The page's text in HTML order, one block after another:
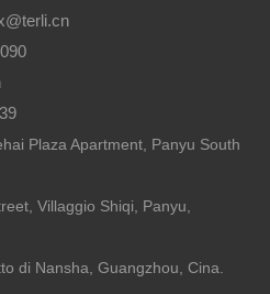
Plaza Apartment, Panyu South
Villaggio Shiqi, Panyu,
di Nansha, Guangzhou, Cina.